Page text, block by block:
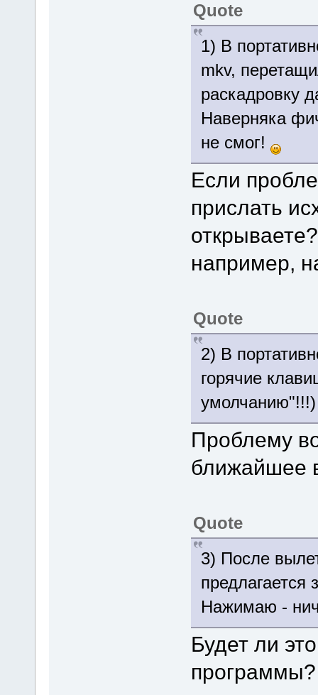
Quote
1) В
mkv,
раскадровку
Наверняка
не смог!
Если
прислать
например,
Quote
2) В
горячие
умолчанию"!!!)
Проблему
ближайшее
Quote
3) После
предлагается
Нажимаю -
Будет ли
программы?